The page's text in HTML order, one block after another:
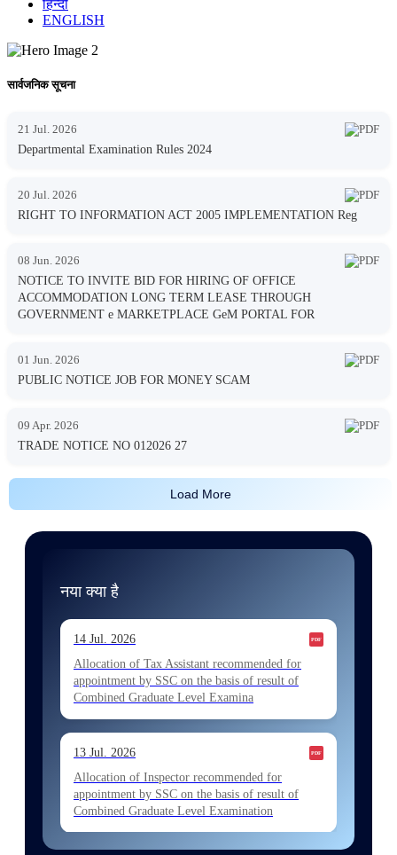
हिन्दी
ENGLISH
सार्वजनिक सूचना
21 Jul. 2026
Departmental Examination Rules 2024
20 Jul. 2026
RIGHT TO INFORMATION ACT 2005 IMPLEMENTATION Reg
08 Jun. 2026
NOTICE TO INVITE BID FOR HIRING OF OFFICE
ACCOMMODATION LONG TERM LEASE THROUGH
GOVERNMENT e MARKETPLACE GeM PORTAL FOR
01 Jun. 2026
PUBLIC NOTICE JOB FOR MONEY SCAM
09 Apr. 2026
TRADE NOTICE NO 012026 27
Load More
नया क्या है
14 Jul. 2026
Allocation of Tax Assistant recommended for
appointment by SSC on the basis of result of
Combined Graduate Level Examina
13 Jul. 2026
Allocation of Inspector recommended for
appointment by SSC on the basis of result of
Combined Graduate Level Examination